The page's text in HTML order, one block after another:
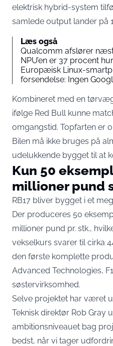
elektrisk hybrid-system
samlede output lander på
Læs også
Qualcomm afslører
NPU’en er 37 procent
Europæisk Linux-
forsendelse: Ingen
Kombineret med en
ifølge Red Bull kunne
omgangstid. Topfarten er
Bilen må ikke bruges på
udelukkende bygget til at
Kun 50
millioner pund
RB17 bliver bygget i et
Der produceres 50
millioner pund pr. stk.,
vekselkurs svarer til cirka
den første komplette
Advanced Technologies,
søstervirksomhed.
Selve projektet har været
Teknisk direktør Rob Gray
ambitionsniveauet bag
bedst, når vi tager